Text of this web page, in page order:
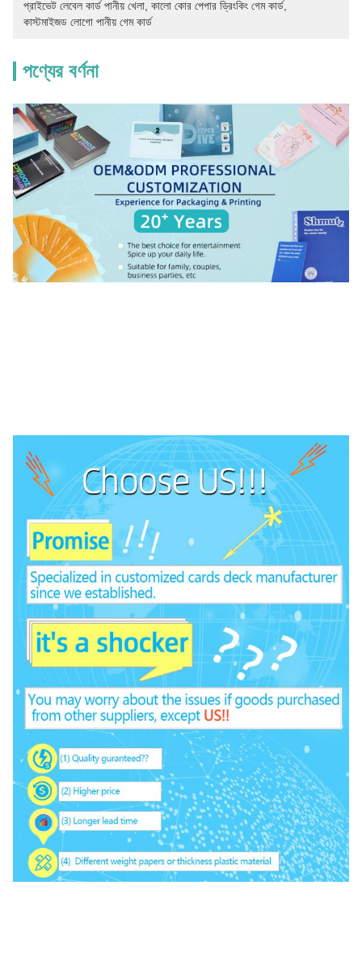
প্রাইভেট লেবেল কার্ড পানীয় খেলা কালো কোর পেপার ড্রিংকিং গেম কার্ড,
কাস্টমাইজড লোগো পানীয় গেম কার্ড
পণ্যের বর্ণনা